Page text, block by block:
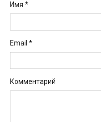
Имя *
Email *
Комментарий